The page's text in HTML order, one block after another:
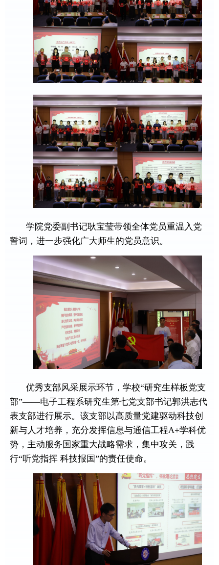
学院党委副书记耿宝莹带领全体党员重温入党
誓词，进一步强化广大师生的党员意识。
优秀支部风采展示环节，学校“研究生样板党支
部”——电子工程系研究生第七党支部书记郭洪志代
表支部进行展示。该支部以高质量党建驱动科技创
新与人才培养，充分发挥信息与通信工程A+学科优
势，主动服务国家重大战略需求，集中攻关，践
行“听党指挥 科技报国”的责任使命。